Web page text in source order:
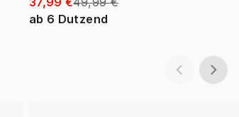
ab 6 Dutzend